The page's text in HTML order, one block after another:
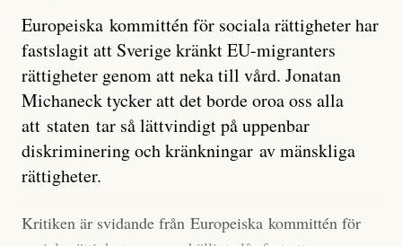
Det verkar vara en underdrift, menar nu Zeke
Hausfather.
”Det ser ut som att årets El Niño inte bara med stor
sannolikhet kommer att bli den starkaste sedan
tillförlitliga mätningar inleddes – den kan till och med
marginal”, skriver han.
Europeiska kommittén för sociala rättigheter har
fastslagit att Sverige kränkt EU-migranters
rättigheter genom att neka till vård. Jonatan
Michaneck tycker att det borde oroa oss alla
att staten tar så lättvindigt på uppenbar
diskriminering och kränkningar av mänskliga
rättigheter.
Kritiken är svidande från Europeiska kommittén för